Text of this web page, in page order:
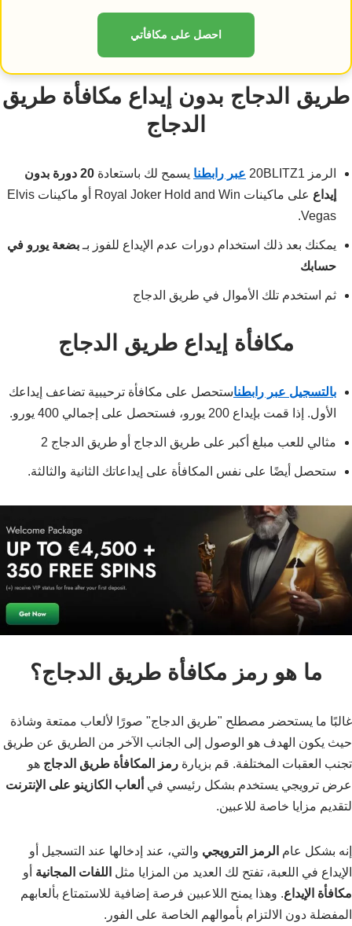
احصل على مكافأتي
طريق الدجاج بدون إيداع مكافأة طريق
الدجاج
الرمز 20BLITZ1 عبر رابطنا يسمح لك باستعادة
20 دورة بدون
إيداع
على ماكينات Royal Joker Hold and Win أو ماكينات Elvis
Vegas.
يمكنك بعد ذلك استخدام دورات عدم الإيداع للفوز بـ بضعة يورو في
حسابك
ثم استخدم تلك الأموال في طريق الدجاج
مكافأة إيداع طريق الدجاج
بالتسجيل عبر رابطناستحصل على مكافأة ترحيبية تضاعف إيداعك
الأول. إذا قمت بإيداع 200 يورو، فستحصل على إجمالي 400 يورو.
مثالي للعب مبلغ أكبر على طريق الدجاج أو طريق الدجاج 2
ستحصل أيضًا على نفس المكافأة على إيداعاتك الثانية والثالثة.
ما هو رمز مكافأة طريق الدجاج؟
غالبًا ما يستحضر مصطلح "طريق الدجاج" صورًا لألعاب ممتعة وشاذة
حيث يكون الهدف هو الوصول إلى الجانب الآخر من الطريق عن طريق
تجنب العقبات المختلفة. قم بزيارة رمز المكافأة طريق الدجاج هو
عرض ترويجي يستخدم بشكل رئيسي في ألعاب الكازينو على الإنترنت
لتقديم مزايا خاصة للاعبين.
إنه بشكل عام الرمز الترويجي والتي، عند إدخالها عند التسجيل أو
الإيداع في اللعبة، تفتح لك العديد من المزايا مثل اللفات المجانية أو
مكافأة الإيداع. وهذا يمنح اللاعبين فرصة إضافية للاستمتاع بألعابهم
المفضلة دون الالتزام بأموالهم الخاصة على الفور.